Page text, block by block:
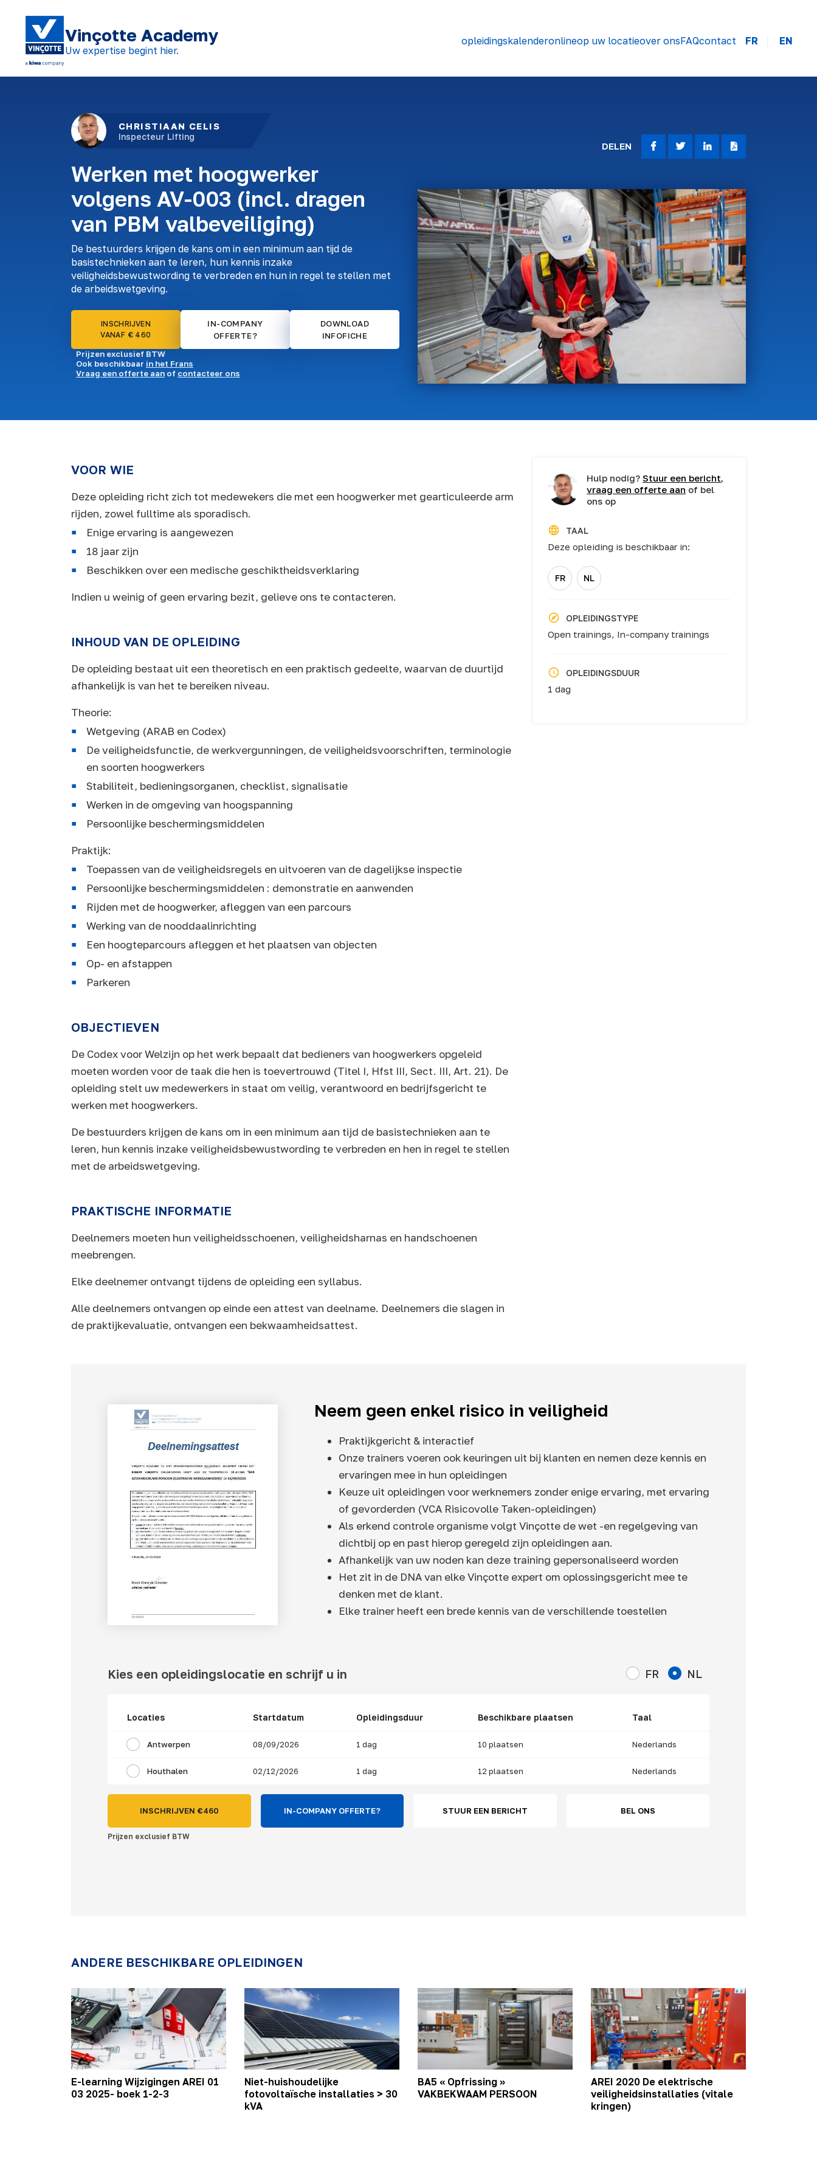
Vinçotte Academy
Uw expertise begint hier.
opleidingskalenderonlineop uw locatieover onsFAQcontact FR EN
CHRISTIAAN CELIS
Inspecteur Lifting
Werken met hoogwerker
volgens AV-003 (incl. dragen
van PBM valbeveiliging)
De bestuurders krijgen de kans om in een minimum aan tijd de
basistechnieken aan te leren, hun kennis inzake
veiligheidsbewustwording te verbreden en hun in regel te stellen met
de arbeidswetgeving.
INSCHRIJVEN
VANAF € 460
IN-COMPANY
OFFERTE?
DOWNLOAD
INFOFICHE
Prijzen exclusief BTW
Ook beschikbaar in het Frans
Vraag een offerte aan of contacteer ons
DELEN
VOOR WIE
Deze opleiding richt zich tot medewekers die met een hoogwerker met gearticuleerde arm
rijden, zowel fulltime als sporadisch.
Enige ervaring is aangewezen
18 jaar zijn
Beschikken over een medische geschiktheidsverklaring
Indien u weinig of geen ervaring bezit, gelieve ons te contacteren.
INHOUD VAN DE OPLEIDING
De opleiding bestaat uit een theoretisch en een praktisch gedeelte, waarvan de duurtijd
afhankelijk is van het te bereiken niveau.
Theorie:
Wetgeving (ARAB en Codex)
De veiligheidsfunctie, de werkvergunningen, de veiligheidsvoorschriften, terminologie
en soorten hoogwerkers
Stabiliteit, bedieningsorganen, checklist, signalisatie
Werken in de omgeving van hoogspanning
Persoonlijke beschermingsmiddelen
Praktijk:
Toepassen van de veiligheidsregels en uitvoeren van de dagelijkse inspectie
Persoonlijke beschermingsmiddelen : demonstratie en aanwenden
Rijden met de hoogwerker, afleggen van een parcours
Werking van de nooddaalinrichting
Een hoogteparcours afleggen et het plaatsen van objecten
Op- en afstappen
Parkeren
OBJECTIEVEN
De Codex voor Welzijn op het werk bepaalt dat bedieners van hoogwerkers opgeleid
moeten worden voor de taak die hen is toevertrouwd (Titel I, Hfst III, Sect. III, Art. 21). De
opleiding stelt uw medewerkers in staat om veilig, verantwoord en bedrijfsgericht te
werken met hoogwerkers.
De bestuurders krijgen de kans om in een minimum aan tijd de basistechnieken aan te
leren, hun kennis inzake veiligheidsbewustwording te verbreden en hen in regel te stellen
met de arbeidswetgeving.
PRAKTISCHE INFORMATIE
Deelnemers moeten hun veiligheidsschoenen, veiligheidsharnas en handschoenen
meebrengen.
Elke deelnemer ontvangt tijdens de opleiding een syllabus.
Alle deelnemers ontvangen op einde een attest van deelname. Deelnemers die slagen in
de praktijkevaluatie, ontvangen een bekwaamheidsattest.
Hulp nodig? Stuur een bericht,
vraag een offerte aan of bel
ons op
TAAL
Deze opleiding is beschikbaar in:
FR NL
OPLEIDINGSTYPE
Open trainings, In-company trainings
OPLEIDINGSDUUR
1 dag
Neem geen enkel risico in veiligheid
Praktijkgericht & interactief
Onze trainers voeren ook keuringen uit bij klanten en nemen deze kennis en
ervaringen mee in hun opleidingen
Keuze uit opleidingen voor werknemers zonder enige ervaring, met ervaring
of gevorderden (VCA Risicovolle Taken-opleidingen)
Als erkend controle organisme volgt Vinçotte de wet -en regelgeving van
dichtbij op en past hierop geregeld zijn opleidingen aan.
Afhankelijk van uw noden kan deze training gepersonaliseerd worden
Het zit in de DNA van elke Vinçotte expert om oplossingsgericht mee te
denken met de klant.
Elke trainer heeft een brede kennis van de verschillende toestellen
Kies een opleidingslocatie en schrijf u in FR NL
Locaties Startdatum Opleidingsduur Beschikbare plaatsen Taal
Antwerpen 08/09/2026 1 dag 10 plaatsen Nederlands
Houthalen 02/12/2026 1 dag 12 plaatsen Nederlands
INSCHRIJVEN €460 IN-COMPANY OFFERTE? STUUR EEN BERICHT BEL ONS
Prijzen exclusief BTW
ANDERE BESCHIKBARE OPLEIDINGEN
E-learning Wijzigingen AREI 01
03 2025- boek 1-2-3
Niet-huishoudelijke
fotovoltaïsche installaties > 30
kVA
BA5 « Opfrissing »
VAKBEKWAAM PERSOON
AREI 2020 De elektrische
veiligheidsinstallaties (vitale
kringen)